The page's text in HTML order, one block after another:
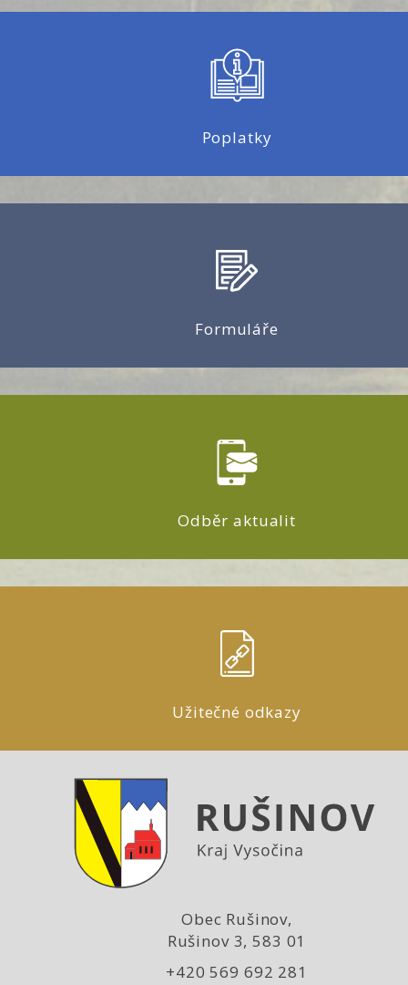
Poplatky
Formuláře
Odběr aktualit
Užitečné odkazy
Obec Rušinov,
Rušinov 3, 583 01
+420 569 692 281